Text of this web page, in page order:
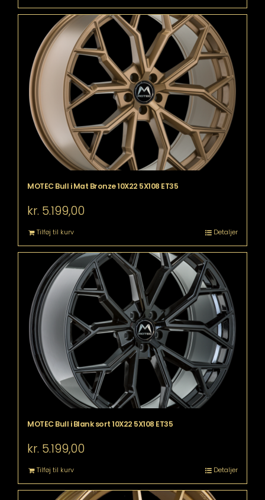
MOTEC Bull i Mat Bronze 10X22 5X108 ET35
kr. 5.199,00
Tilføj til kurv Detaljer
MOTEC Bull i Blank sort 10X22 5X108 ET35
kr. 5.199,00
Tilføj til kurv Detaljer